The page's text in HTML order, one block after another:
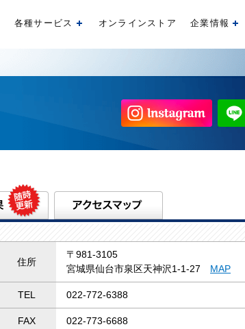
各種サービス 開くオンラインストア 企業情報
住所
〒981-3105
宮城県仙台市泉区天神沢1-1-27 MAP
TEL 022-772-6388
FAX 022-773-6688